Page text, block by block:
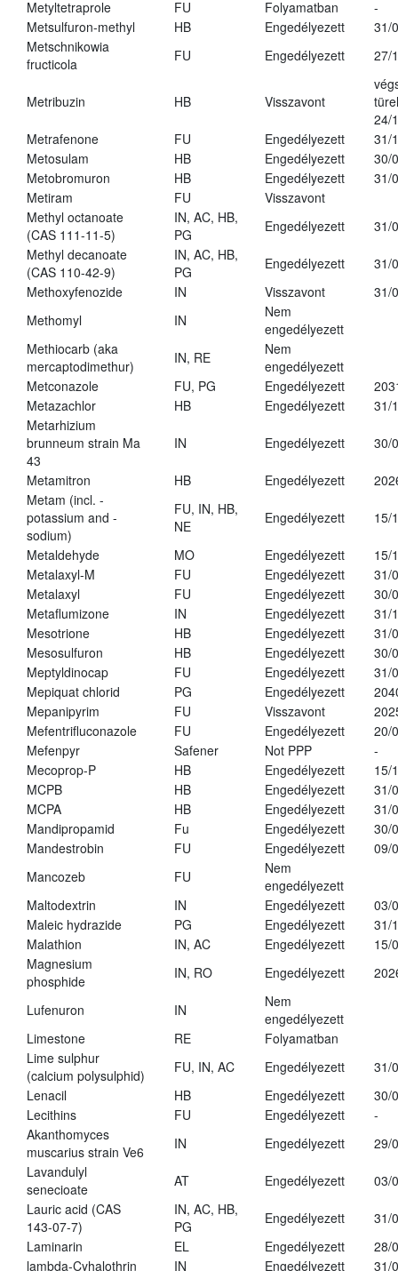
Metyltetraprole
FU Folyamatban
-
Metsulfuron-methyl
HB Engedélyezett
31/
Metschnikowia
fructicola
FU Engedélyezett 27/
Metribuzin HB Visszavont
24/
Metrafenone
FU Engedélyezett
31/
Metosulam
HB Engedélyezett
30/
Metobromuron
HB Engedélyezett
31/
Metiram
FU
Visszavont
Methyl octanoate
(CAS 111-11-5)
IN, AC, HB,
PG
Engedélyezett
31/
Methyl decanoate
(CAS 110-42-9)
IN, AC, HB,
PG
Engedélyezett
31/
Methoxyfenozide
IN Visszavont
31/
Methomyl
IN
Nem
engedélyezett
Methiocarb (aka
mercaptodimethur)
IN, RE
Nem
engedélyezett
Metconazole
FU, PG Engedélyezett
Metazachlor
HB Engedélyezett
31/
Metarhizium
brunneum strain Ma
43
IN Engedélyezett 30/
Metamitron HB Engedélyezett
Metam (incl. -
potassium and -
sodium)
FU, IN, HB,
NE
Engedélyezett 15/
Metaldehyde MO Engedélyezett
15/
Metalaxyl-M
FU Engedélyezett
31/
Metalaxyl
FU Engedélyezett
30/
Metaflumizone
IN Engedélyezett
31/
Mesotrione
HB Engedélyezett
31/
Mesosulfuron
HB Engedélyezett
30/
Meptyldinocap
FU Engedélyezett
31/
Mepiquat chlorid
PG Engedélyezett
Mepanipyrim
FU Visszavont
Mefentrifluconazole
FU Engedélyezett
20/
Mefenpyr
Safener Not PPP
-
Mecoprop-P
HB Engedélyezett
15/
MCPB
HB Engedélyezett
31/
MCPA
HB Engedélyezett
31/
Mandipropamid
Fu Engedélyezett
30/
Mandestrobin
FU Engedélyezett
09/
Mancozeb
FU
Nem
engedélyezett
Maltodextrin
IN Engedélyezett
03/
Maleic hydrazide
PG Engedélyezett
31/
Malathion
IN, AC Engedélyezett
15/
Magnesium
phosphide
IN, RO Engedélyezett
Lufenuron IN
Nem
engedélyezett
Limestone
RE
Folyamatban
Lime sulphur
(calcium polysulphid)
FU, IN, AC Engedélyezett
31/
Lenacil
HB Engedélyezett
30/
Lecithins
FU Engedélyezett
-
Akanthomyces
muscarius strain Ve6
IN Engedélyezett
29/
Lavandulyl
senecioate
AT Engedélyezett
03/
Lauric acid (CAS
143-07-7)
IN, AC, HB,
PG
Engedélyezett
31/
Laminarin
EL Engedélyezett
28/
lambda-Cyhalothrin
IN Engedélyezett 31/